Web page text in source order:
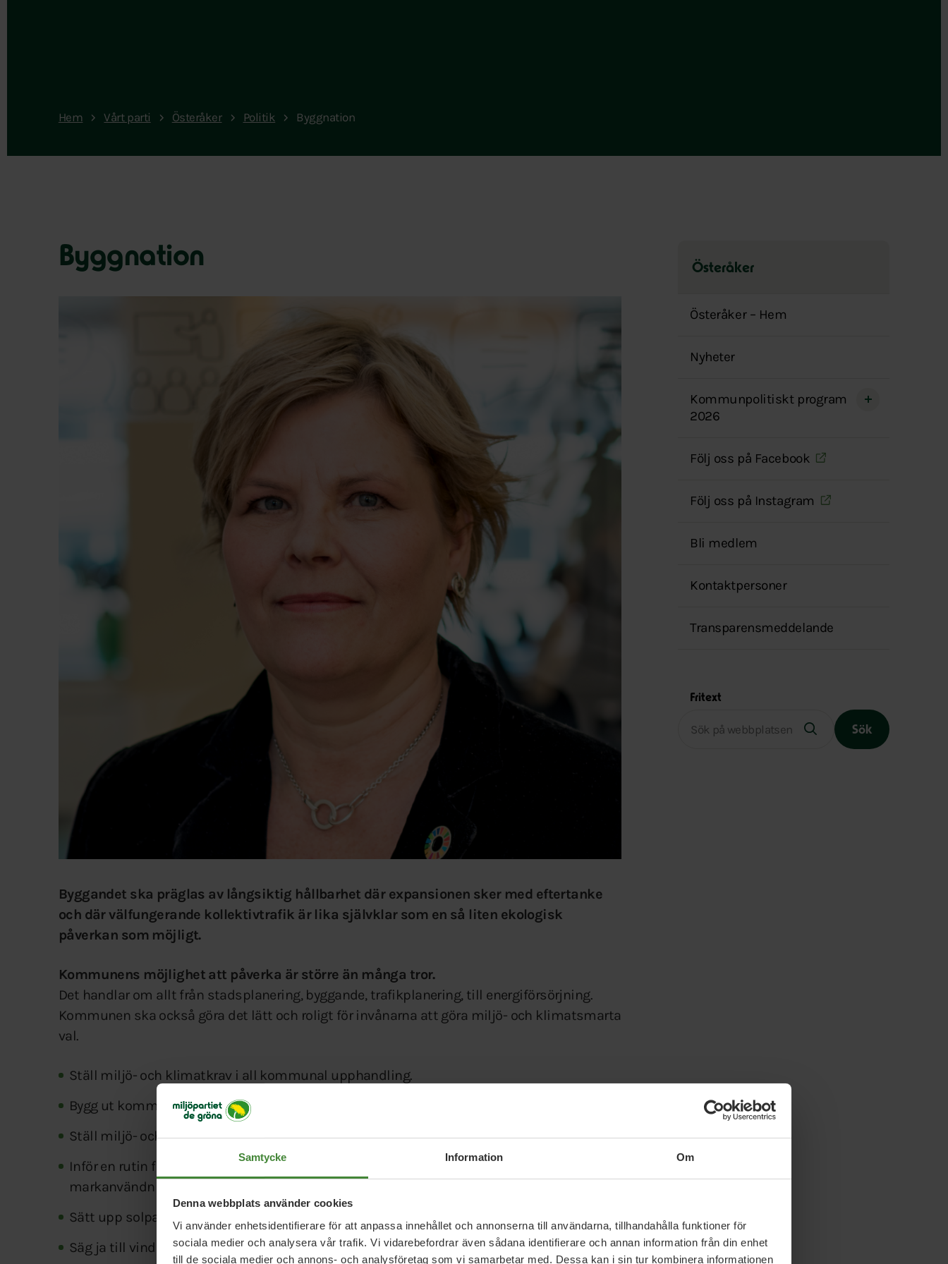
Samtycke Information Om
Denna webbplats använder cookies
Vi använder enhetsidentifierare för att anpassa innehållet och annonserna till användarna, tillhandahålla funktioner för
sociala medier och analysera vår trafik. Vi vidarebefordrar även sådana identifierare och annan information från din enhet
till de sociala medier och annons- och analysföretag som vi samarbetar med. Dessa kan i sin tur kombinera informationen
Hem Vårt parti Österåker Politik Byggnation
Byggnation
Byggandet ska präglas av långsiktig hållbarhet där expansionen sker med eftertanke
och där välfungerande kollektivtrafik är lika självklar som en så liten ekologisk
påverkan som möjligt.
Kommunens möjlighet att påverka är större än många tror.
Det handlar om allt från stadsplanering, byggande, trafikplanering, till energiförsörjning.
Kommunen ska också göra det lätt och roligt för invånarna att göra miljö- och klimatsmarta
val.
Ställ miljö- och klimatkrav i all kommunal upphandling.
Bygg ut kommunen varsamt med hänsyn till natur och människor.
Ställ miljö- och klimatkrav på alla exploatörer.
Inför en rutin för cirkularitet avseende befintliga byggnader, infrastruktur, träd,
markanvändning.
Sätt upp solpaneler på kommunala fastigheter.
Säg ja till vindkraft ute till havs.
Österåker
över
menyn
Österåker – Hem
Nyheter
Kommunpolitiskt program
2026
Följ oss på Facebook
Följ oss på Instagram
Bli medlem
Kontaktpersoner
Transparensmeddelande
Fritext
Sök